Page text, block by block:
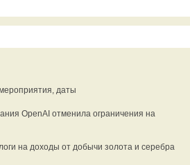
даты
OpenAI отменила ограничения на
на доходы от добычи золота и серебра